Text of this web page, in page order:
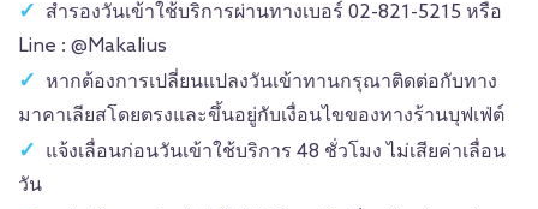
สำรองวันเข้าใช้บริการผ่านทางเบอร์ 02-821-5215 หรือ
Line : @Makalius
หากต้องการเปลี่ยนแปลงวันเข้าทานกรุณาติดต่อกับทาง
มาคาเลียสโดยตรงและขึ้นอยู่กับเงื่อนไขของทางร้านบุฟเฟ่ต์
แจ้งเลื่อนก่อนวันเข้าใช้บริการ 48 ชั่วโมง ไม่เสียค่าเลื่อน
วัน